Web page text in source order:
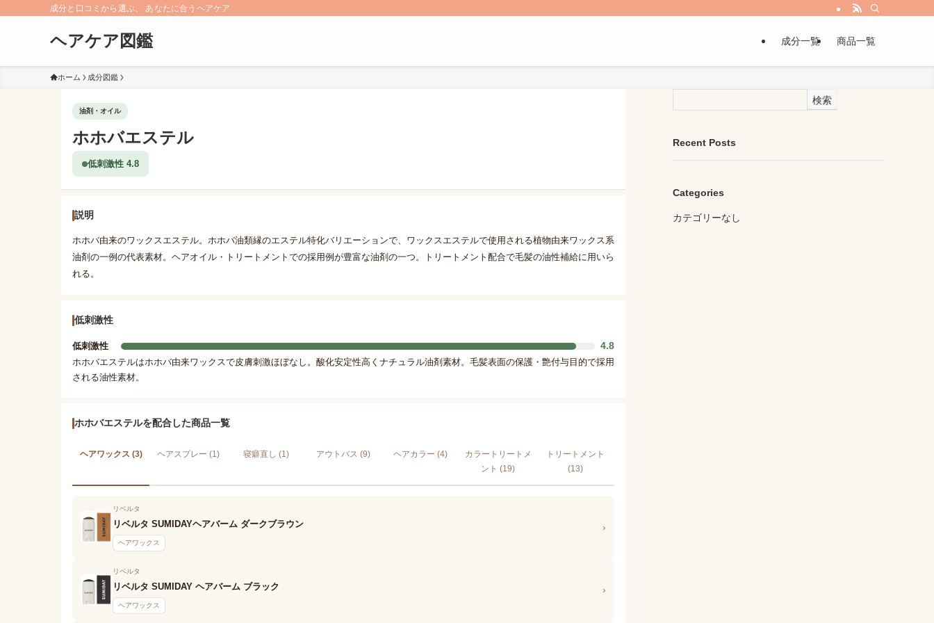
成分と口コミから選ぶ、 あなたに合うヘアケア
ヘアケア図鑑 成分一覧 商品一覧
ホーム 成分図鑑
油剤・オイル
ホホバエステル
低刺激性 4.8
説明
ホホバ由来のワックスエステル。ホホバ油類縁のエステル特化バリエーションで、ワックスエステルで使用される植物由来ワックス系
油剤の一例の代表素材。ヘアオイル・トリートメントでの採用例が豊富な油剤の一つ。トリートメント配合で毛髪の油性補給に用いら
れる。
低刺激性
低刺激性 4.8
ホホバエステルはホホバ由来ワックスで皮膚刺激ほぼなし。酸化安定性高くナチュラル油剤素材。毛髪表面の保護・艶付与目的で採用
される油性素材。
ホホバエステルを配合した商品一覧
ヘアワックス (3) ヘアスプレー (1) 寝癖直し (1) アウトバス (9) ヘアカラー (4)
カラートリートメ
ント (19)
トリートメント
(13)
リベルタ
リベルタ SUMIDAYヘアバーム ダークブラウン
ヘアワックス
›
リベルタ
リベルタ SUMIDAY ヘアバーム ブラック
ヘアワックス
›
検索
Recent Posts
Categories
カテゴリーなし